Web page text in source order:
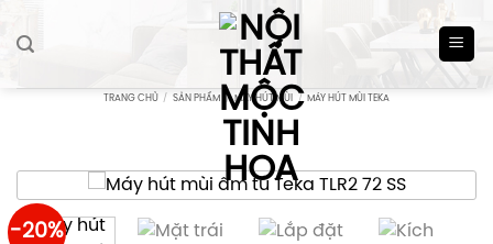
TRANG CHỦ / SẢN PHẨM / MÁY HÚT MÙI / MÁY HÚT MÙI TEKA
-20%